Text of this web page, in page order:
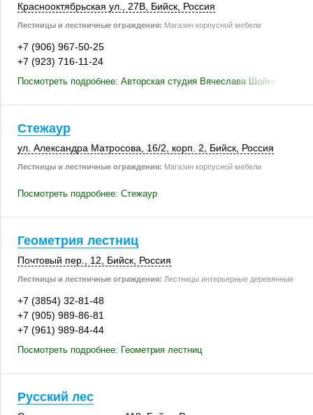
Краснооктябрьская ул., 27В Бийск Россия
Лестницы и лестничные ограждения: Магазин корпусной мебели
+7 (906) 967-50-25
+7 (923) 716-11-24
Посмотреть подробнее: Авторская студия Вячеслава Шойко
Стежаур
ул. Александра Матросова, 16/2 корп. 2 Бийск Россия
Лестницы и лестничные ограждения: Магазин корпусной мебели
Посмотреть подробнее: Стежаур
Геометрия лестниц
Почтовый пер., 12 Бийск Россия
Лестницы и лестничные ограждения: Лестницы интерьерные деревянные
+7 (3854) 32-81-48
+7 (905) 989-86-81
+7 (961) 989-84-44
Посмотреть подробнее: Геометрия лестниц
Русский лес